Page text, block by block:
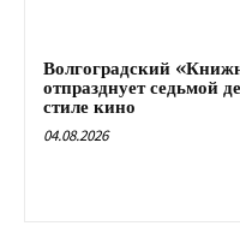
Волгоградский
отпразднует седьмой
стиле кино
04.08.2026